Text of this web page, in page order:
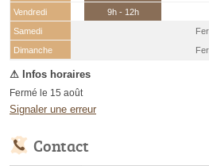
Vendredi
9h - 12h
Samedi
(15 août)
Dimanche
Fermé le 15 août
Signaler une erreur
Contact